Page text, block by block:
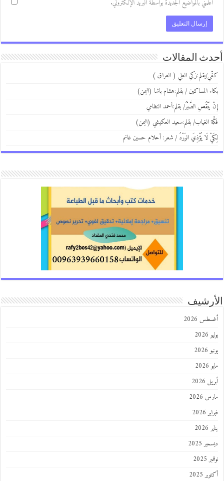
بالمواضيع الجديدة بواسطة البريد الإلكتروني.
المقالات
بقلم:زكي العلي ( العراق )
المساكين / بقلم:هشام باشا (اليمن)
الصَّبْرُ/ بقلم:أحمد النظامي
الغياب/ بقلم:سعيد العكيشي (اليمن)
لَا يُؤْذِيَ الوَرْدُ / شعر: أحلام حسين غانم
2026
2026
2025
2025